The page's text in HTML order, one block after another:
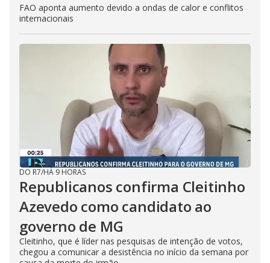
FAO aponta aumento devido a ondas de calor e conflitos
internacionais
DO R7/HÁ 9 HORAS
Republicanos confirma Cleitinho
Azevedo como candidato ao
governo de MG
Cleitinho, que é líder nas pesquisas de intenção de votos,
chegou a comunicar a desistência no início da semana por